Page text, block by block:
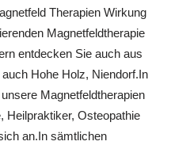
Therapien Wirkung
Magnetfeldtherapie
entdecken Sie auch aus
Hohe Holz, Niendorf.In
Magnetfeldtherapien
Heilpraktiker, Osteopathie
an.In sämtlichen